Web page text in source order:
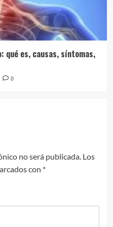
qué es, causas, síntomas,
0
no será publicada. Los
con *